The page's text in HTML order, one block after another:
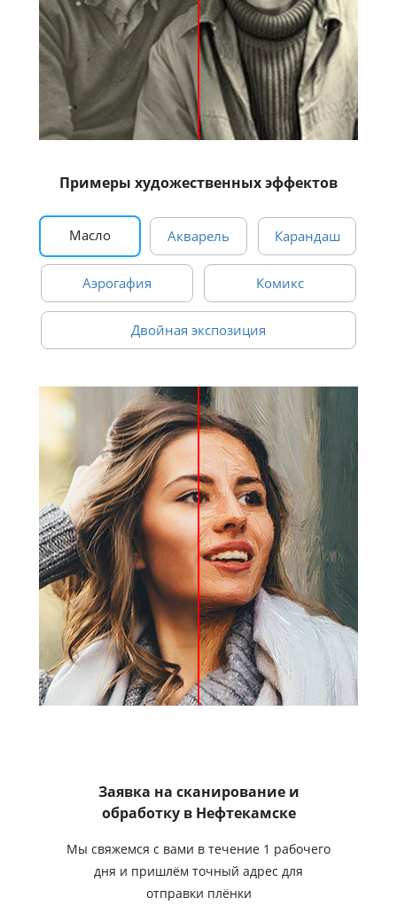
Примеры художественных эффектов
Масло Акварель Карандаш
Аэрогафия Комикс
Двойная экспозиция
Заявка на сканирование и
обработкув Нефтекамске
Мы свяжемся с вами в течение 1 рабочего
дня и пришлём точный адрес для
отправки плёнки